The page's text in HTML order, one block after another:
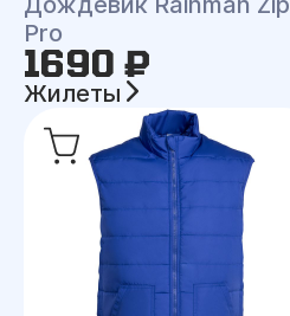
Pro
1690 ₽
Жилеты